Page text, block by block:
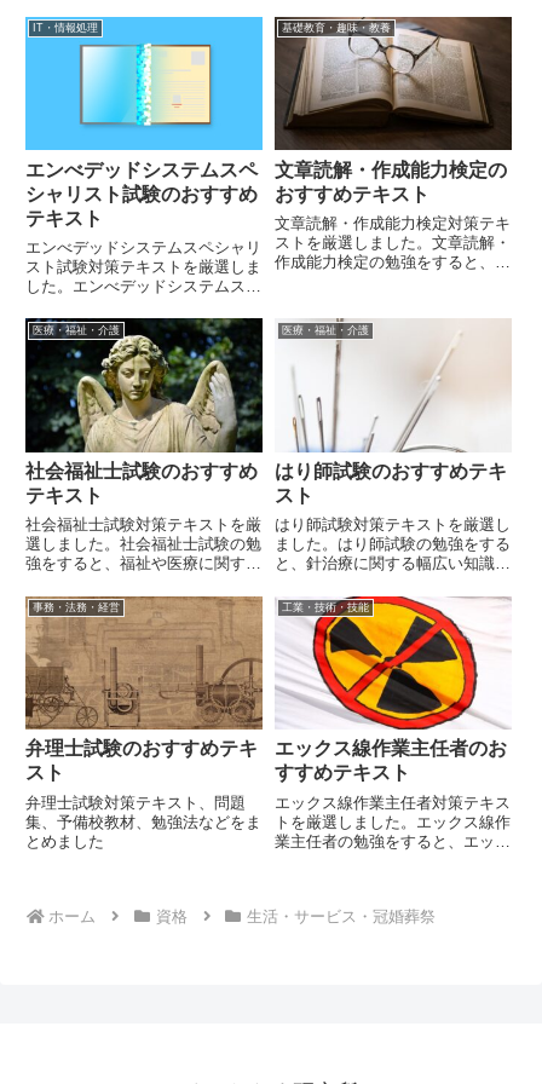
IT・情報処理
エンべデッドシステムスペ
シャリスト試験のおすすめ
テキスト
エンべデッドシステムスペシャリ
スト試験対策テキストを厳選しま
した。エンべデッドシステムスペ
組み込みシステムに関する幅広い
知識が身に着きます。
基礎教育・趣味・教養
文章読解・作成能力検定の
おすすめテキスト
文章読解・作成能力検定対策テキ
ストを厳選しました。文章読解・
作成能力検定の勉強をすると、文
医療・福祉・介護
社会福祉士試験のおすすめ
テキスト
社会福祉士試験対策テキストを厳
選しました。社会福祉士試験の勉
強をすると、福祉や医療に関する
医療・福祉・介護
はり師試験のおすすめテキ
スト
はり師試験対策テキストを厳選し
ました。はり師試験の勉強をする
と、針治療に関する幅広い知識が
事務・法務・経営
弁理士試験のおすすめテキ
スト
弁理士試験対策テキスト、問題
集、予備校教材、勉強法などをま
とめました
工業・技術・技能
エックス線作業主任者のお
すすめテキスト
エックス線作業主任者対策テキス
トを厳選しました。エックス線作
業主任者の勉強をすると、エック
ホーム 資格 生活・サービス・冠婚葬祭